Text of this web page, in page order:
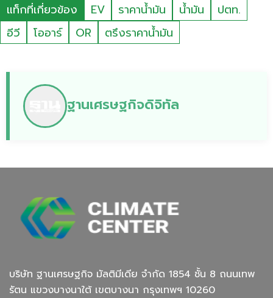
แท็กที่เกี่ยวข้อง EV ราคาน้ำมัน น้ำมัน
ปตท.
อีวี
โออาร์ OR ตรึงราคาน้ำมัน
ฐานเศรษฐกิจดิจิทัล
บริษัท ฐานเศรษฐกิจ มัลติมีเดีย จํากัด 1854 ชั้น 8 ถนนเทพ
รัตน แขวงบางนาใต้ เขตบางนา กรุงเทพฯ 10260